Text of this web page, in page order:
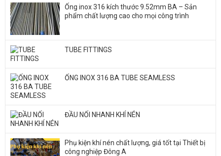
Ống inox 316 kích thước 9.52mm BA – Sản
phẩm chất lượng cao cho mọi công trình
TUBE FITTINGS
ỐNG INOX 316 BA TUBE SEAMLESS
ĐẦU NỐI NHANH KHÍ NÉN
Phụ kiện khí nén chất lượng, giá tốt tại Thiết bị
công nghiệp Đông A